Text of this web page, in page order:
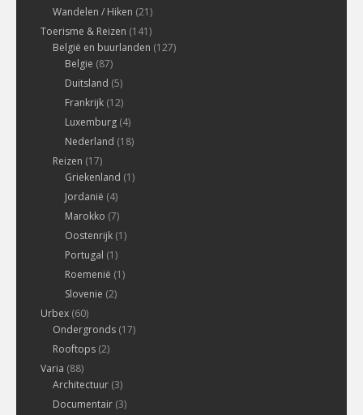
Wandelen / Hiken (21)
Toerisme & Reizen (141)
België en buurlanden (127)
Belgie (87)
Duitsland (5)
Frankrijk (12)
Luxemburg (4)
Nederland (18)
Reizen (17)
Griekenland (1)
Jordanië (4)
Marokko (7)
Oostenrijk (1)
Portugal (1)
Roemenië (1)
Slovenie (2)
Urbex (60)
Ondergronds (17)
Rooftops (2)
Varia (88)
Architectuur (3)
Documentair (3)